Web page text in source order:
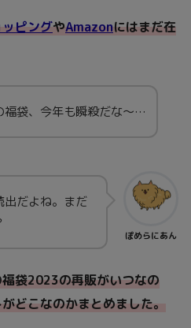
ピングやAmazonにはまだ在
福袋、今年も瞬殺だな～…
ぽめらにあん
出だよね。まだ
袋2023の再販がいつなの
どこなのかまとめました。